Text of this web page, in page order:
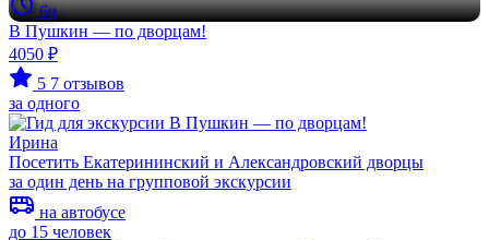
6ч
В Пушкин — по дворцам!
4050 ₽
5 7 отзывов
за одного
Ирина
Посетить Екатерининский и Александровский дворцы
за один день на групповой экскурсии
на автобусе
до 15 человек